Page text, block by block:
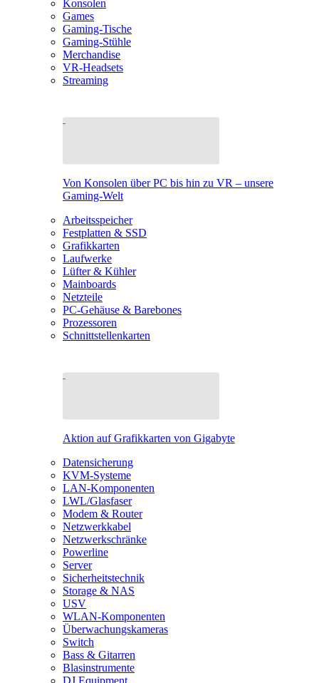
Konsolen
Games
Gaming-Tische
Gaming-Stühle
Merchandise
VR-Headsets
Streaming
Von Konsolen über PC bis hin zu VR – unsere
Gaming-Welt
Arbeitsspeicher
Festplatten & SSD
Grafikkarten
Laufwerke
Lüfter & Kühler
Mainboards
Netzteile
PC-Gehäuse & Barebones
Prozessoren
Schnittstellenkarten
Aktion auf Grafikkarten von Gigabyte
Datensicherung
KVM-Systeme
LAN-Komponenten
LWL/Glasfaser
Modem & Router
Netzwerkkabel
Netzwerkschränke
Powerline
Server
Sicherheitstechnik
Storage & NAS
USV
WLAN-Komponenten
Überwachungskameras
Switch
Bass & Gitarren
Blasinstrumente
DJ Equipment